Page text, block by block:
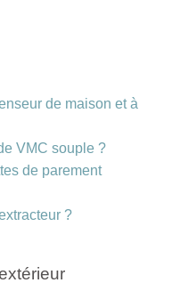
de maison et à
VMC souple ?
de parement
?